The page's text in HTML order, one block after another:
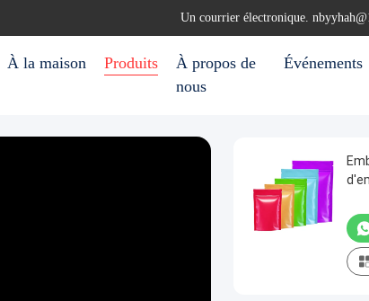
Un courrier électronique.
À la maison Produits
À propos de
nous
Événements